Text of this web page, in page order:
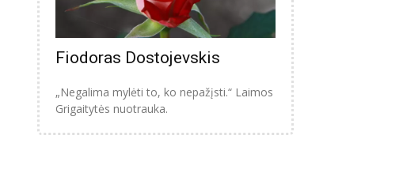
Fiodoras Dostojevskis
„Negalima mylėti to, ko nepažįsti.“ Laimos
Grigaitytės nuotrauka.